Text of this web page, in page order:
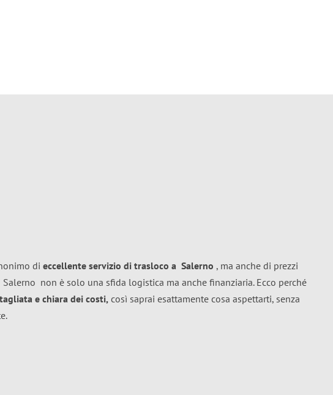
di eccellente servizio di trasloco a Salerno , ma anche di prezzi
Salerno non è solo una sfida logistica ma anche finanziaria. Ecco perché
e chiara dei costi, così saprai esattamente cosa aspettarti, senza